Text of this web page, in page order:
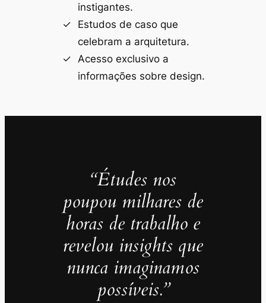
instigantes.
Estudos de caso que
celebram a arquitetura.
Acesso exclusivo a
informações sobre design.
“Études nos
poupou milhares de
horas de trabalho e
revelou insights que
nunca imaginamos
possíveis.”